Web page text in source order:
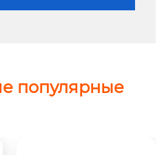
популярные